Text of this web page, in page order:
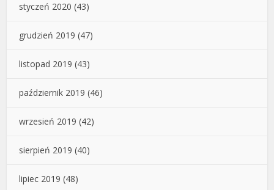
styczeń 2020 (43)
grudzień 2019 (47)
listopad 2019 (43)
październik 2019 (46)
wrzesień 2019 (42)
sierpień 2019 (40)
lipiec 2019 (48)